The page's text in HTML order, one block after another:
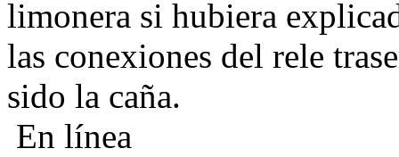
limonera si hubiera
las conexiones del rele
sido la caña.
En línea